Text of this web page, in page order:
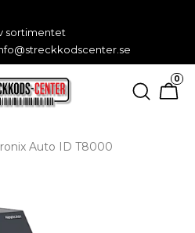
sortimentet
0
Auto ID T8000